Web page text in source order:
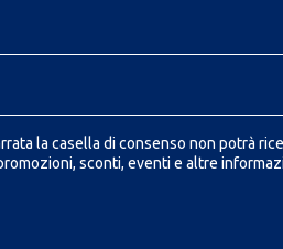
la casella di consenso non potrà
sconti, eventi e altre